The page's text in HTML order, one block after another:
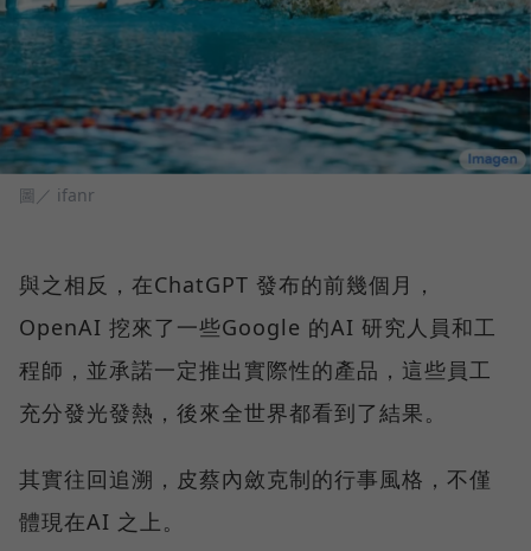
圖／ ifanr
與之相反，在ChatGPT 發布的前幾個月，
OpenAI 挖來了一些Google 的AI 研究人員和工
程師，並承諾一定推出實際性的產品，這些員工
充分發光發熱，後來全世界都看到了結果。
其實往回追溯，皮蔡內斂克制的行事風格，不僅
體現在AI 之上。